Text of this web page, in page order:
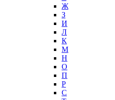
Ж
З
И
Л
К
М
Н
О
П
Р
С